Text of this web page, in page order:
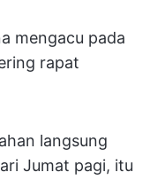
mengacu pada
rapat
langsung
Jumat pagi, itu